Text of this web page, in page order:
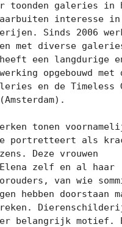
toonden galeries in
interesse in
Sinds 2006
met diverse
een langdurige
opgebouwd met
en de Timeless
tonen
portretteert als
Deze vrouwen
Elena zelf en al haar
van wie
hebben doorstaan
belangrijk motief.